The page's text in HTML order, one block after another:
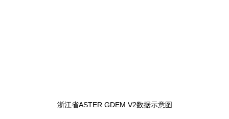
浙江省ASTER GDEM V2数据示意图